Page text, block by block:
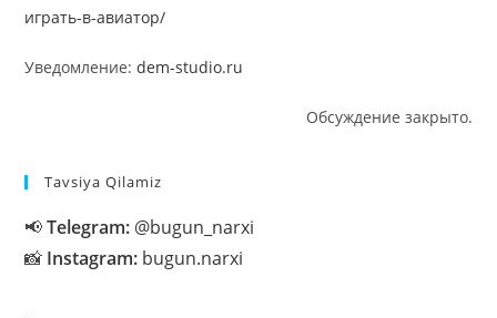
играть-в-авиатор/
Уведомление:dem-studio.ru
Обсуждение закрыто.
Tavsiya Qilamiz
📢Telegram: @bugun_narxi
📸 Instagram: bugun.narxi